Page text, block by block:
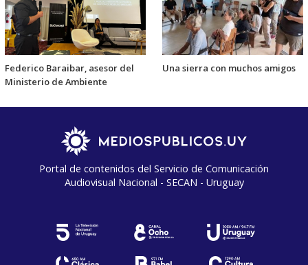
Federico Baraibar, asesor del
Ministerio de Ambiente
Una sierra con muchos amigos
Portal de contenidos del Servicio de Comunicación
Audiovisual Nacional - SECAN - Uruguay